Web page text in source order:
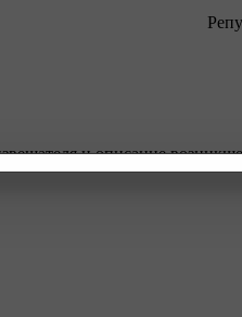
и описание